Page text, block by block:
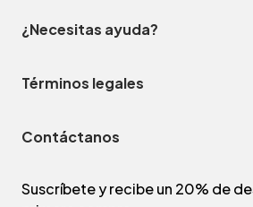
¿Necesitas ayuda?
Términos legales
Contáctanos
Suscríbete y recibe un 20% de